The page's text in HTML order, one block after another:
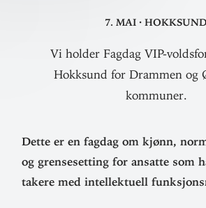
7. mai ·Hokksund
Vi holder Fagdag VIP-
Hokksund for Drammen og
kommuner.
Dette er en fagdag om kjønn,
og grense­setting for ansatte som
takere med intel­lek­tuell